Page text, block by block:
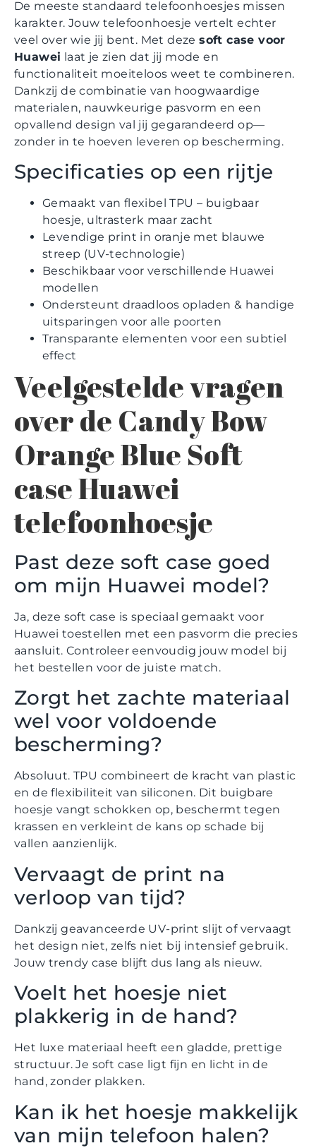
De meeste standaard telefoonhoesjes missen
karakter. Jouw telefoonhoesje vertelt echter
veel over wie jij bent. Met dezesoft case voor
Huawei laat je zien dat jij mode en
functionaliteit moeiteloos weet te combineren.
Dankzij de combinatie van hoogwaardige
materialen, nauwkeurige pasvorm en een
opvallend design val jij gegarandeerd op—
zonder in te hoeven leveren op bescherming.
Specificaties op een rijtje
Gemaakt van flexibel TPU – buigbaar
hoesje, ultrasterk maar zacht
Levendige print in oranje met blauwe
streep (UV-technologie)
Beschikbaar voor verschillende Huawei
modellen
Ondersteunt draadloos opladen & handige
uitsparingen voor alle poorten
Transparante elementen voor een subtiel
effect
Veelgestelde vragen
over de Candy Bow
Orange Blue Soft
case Huawei
telefoonhoesje
Past deze soft case goed
om mijn Huawei model?
Ja, deze soft case is speciaal gemaakt voor
Huawei toestellen met een pasvorm die precies
aansluit. Controleer eenvoudig jouw model bij
het bestellen voor de juiste match.
Zorgt het zachte materiaal
wel voor voldoende
bescherming?
Absoluut. TPU combineert de kracht van plastic
en de flexibiliteit van siliconen. Dit buigbare
hoesje vangt schokken op, beschermt tegen
krassen en verkleint de kans op schade bij
vallen aanzienlijk.
Vervaagt de print na
verloop van tijd?
Dankzij geavanceerde UV-print slijt of vervaagt
het design niet, zelfs niet bij intensief gebruik.
Jouw trendy case blijft dus lang als nieuw.
Voelt het hoesje niet
plakkerig in de hand?
Het luxe materiaal heeft een gladde, prettige
structuur. Je soft case ligt fijn en licht in de
hand, zonder plakken.
Kan ik het hoesje makkelijk
van mijn telefoon halen?